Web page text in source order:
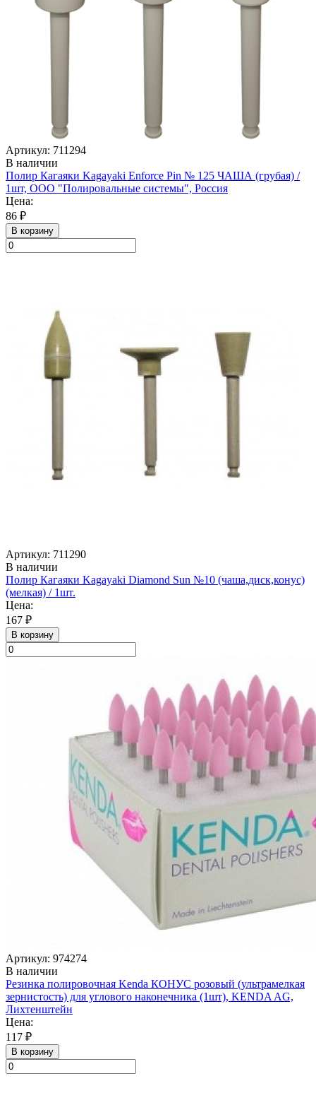
Артикул: 711294
В наличии
Полир Кагаяки Kagayaki Enforce Pin № 125 ЧАША (грубая) /
1шт, ООО "Полировальные системы", Россия
Цена:
86 ₽
В корзину
Артикул: 711290
В наличии
Полир Кагаяки Kagayaki Diamond Sun №10 (чаша,диск,конус)
(мелкая) / 1шт.
Цена:
167 ₽
В корзину
Артикул: 974274
В наличии
Резинка полировочная Kenda КОНУС розовый (ультрамелкая
зернистость) для углового наконечника (1шт), KENDA AG,
Лихтенштейн
Цена:
117 ₽
В корзину